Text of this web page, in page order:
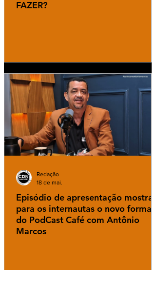
FAZER?
Episódio de apresentação mostra
para os internautas o novo formato
do PodCast Café com Antônio
Marcos
Redação
18 de mai.